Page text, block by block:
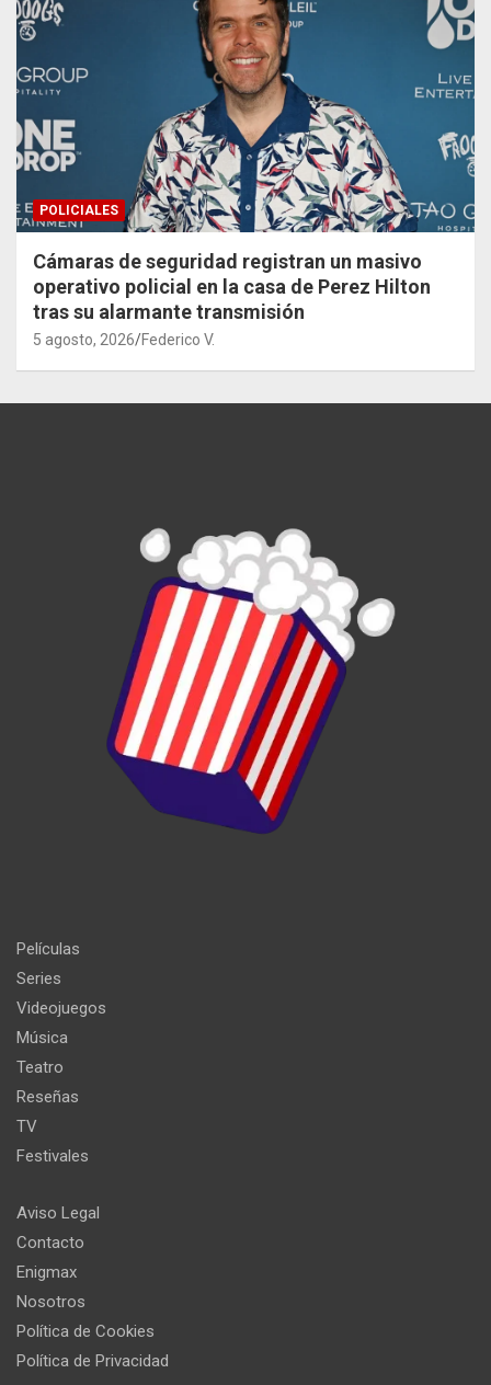
POLICIALES
Cámaras de seguridad registran un masivo
operativo policial en la casa de Perez Hilton
tras su alarmante transmisión
5 agosto, 2026 Federico V.
Películas
Series
Videojuegos
Música
Teatro
Reseñas
TV
Festivales
Aviso Legal
Contacto
Enigmax
Nosotros
Política de Cookies
Política de Privacidad